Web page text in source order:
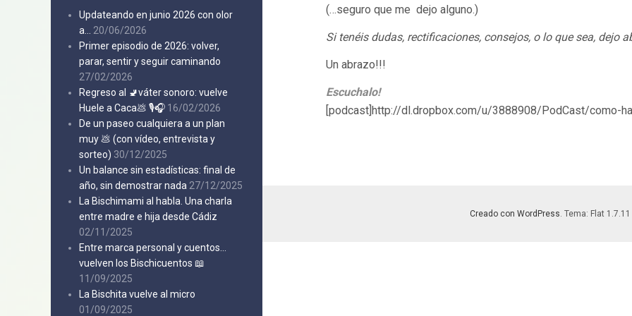
Updateando en junio 2026 con olor
a…
20/06/2026
Primer episodio de 2026: volver,
parar, sentir y seguir caminando
27/02/2026
Regreso al 🚽váter sonoro: vuelve
Huele a Caca💩 🎙️🎧 16/02/2026
De un paseo cualquiera a un plan
muy 💩 (con vídeo, entrevista y
sorteo) 30/12/2025
Un balance sin estadísticas: final de
año, sin demostrar nada 27/12/2025
La Bischimami al habla. Una charla
entre madre e hija desde Cádiz
02/11/2025
Entre marca personal y cuentos…
vuelven los Bischicuentos 📖
11/09/2025
La Bischita vuelve al micro
01/09/2025
(…seguro que me dejo alguno.)
Si tenéis dudas, rectificaciones, consejos, o lo que sea, dejo
Un abrazo!!!
Escuchalo!
[podcast]http://dl.dropbox.com/u/3888908/PodCast/como-
Creado con WordPress . Tema: Flat